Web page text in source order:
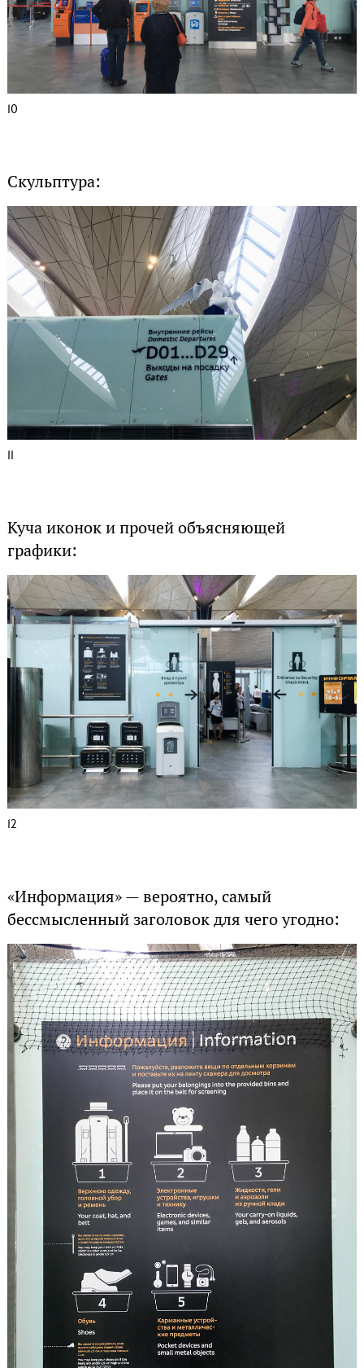
10
Скульптура:
11
Куча иконок и прочей объясняющей
графики:
12
«Информация» — вероятно, самый
бессмысленный заголовок для чего угодно: